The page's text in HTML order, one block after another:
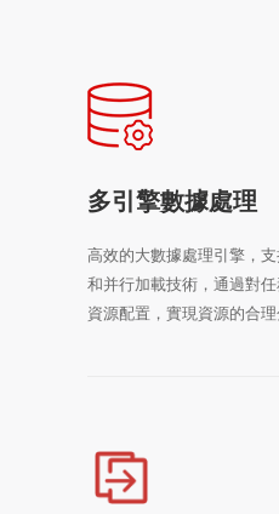
多引擎數據處理
高效的大數據處理引擎，
和并行加載技術，通過對
資源配置，實現資源的合